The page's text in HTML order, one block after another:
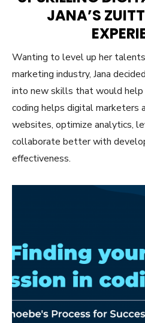
JANA’S
Wanting to level up her
marketing industry, Jana
into new skills that would help
coding helps digital marketers
websites, optimize analytics,
collaborate better with
effectiveness.